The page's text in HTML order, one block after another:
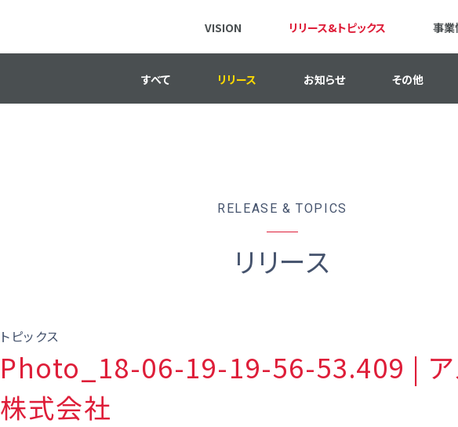
VISION リリース&トピックス 事業
すべて リリース お知らせ その他
RELEASE & TOPICS
リリース
トピックス
Photo_18-06-19-19-56-53.409 | ア
株式会社